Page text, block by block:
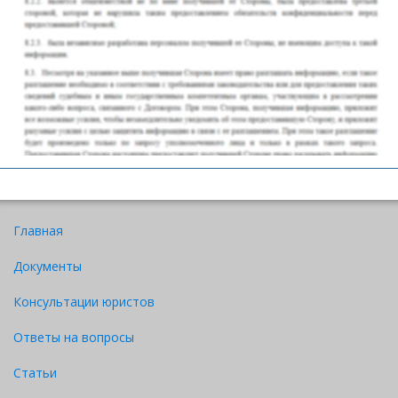
Скачать
Главная
Документы
Консультации юристов
Ответы на вопросы
Статьи